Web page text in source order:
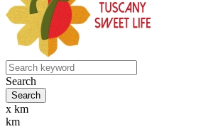
Search
x km
km